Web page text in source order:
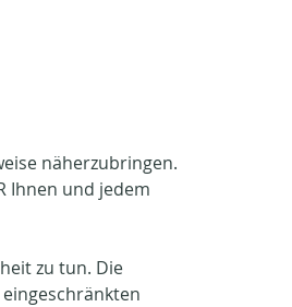
näherzubringen.
Ihnen und jedem
zu tun. Die